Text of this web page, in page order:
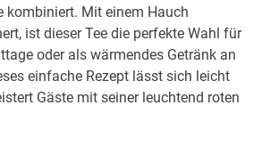
kombiniert. Mit einem Hauch
ist dieser Tee die perfekte Wahl für
oder als wärmendes Getränk an
einfache Rezept lässt sich leicht
Gäste mit seiner leuchtend roten